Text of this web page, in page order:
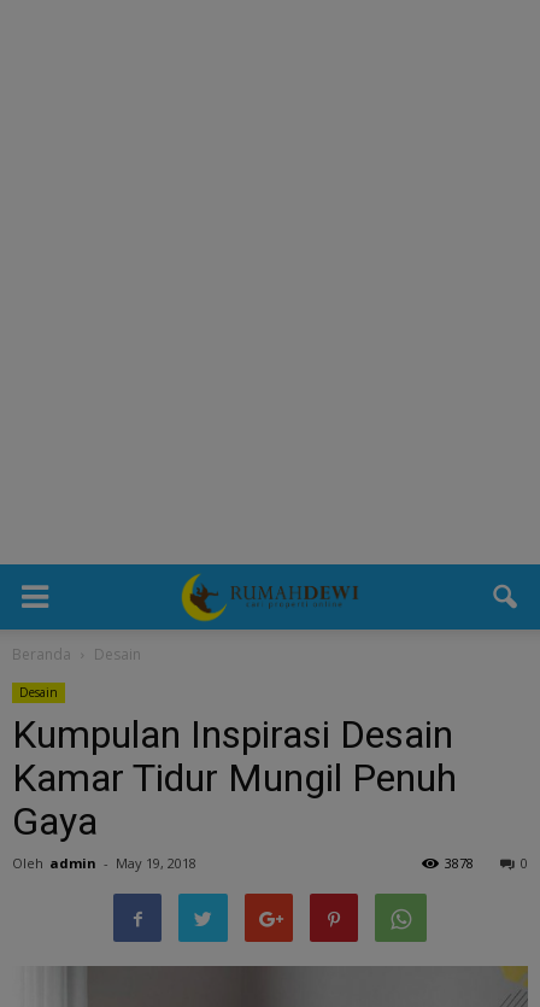
Beranda Desain
Desain
Kumpulan Inspirasi Desain
Kamar Tidur Mungil Penuh
Gaya
Oleh admin - May 19, 2018 0
3878